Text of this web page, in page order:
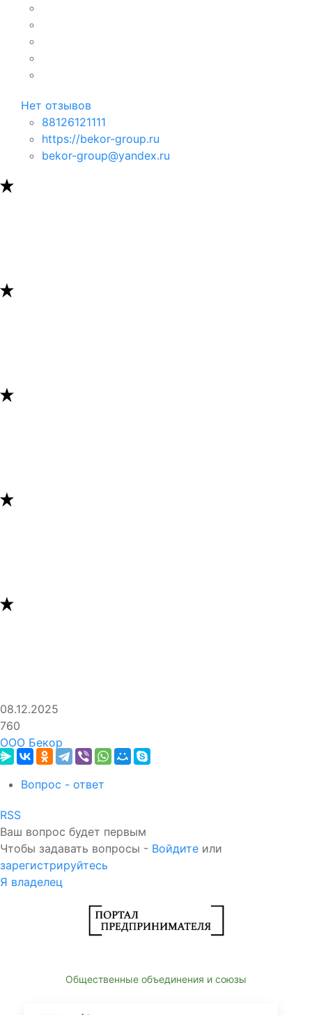
Нет отзывов
88126121111
https://bekor-group.ru
bekor-group@yandex.ru
08.12.2025
760
ООО Бекор
Вопрос - ответ
RSS
Ваш вопрос будет первым
Чтобы задавать вопросы - Войдите или
зарегистрируйтесь
Я владелец
Общественные объединения и союзы